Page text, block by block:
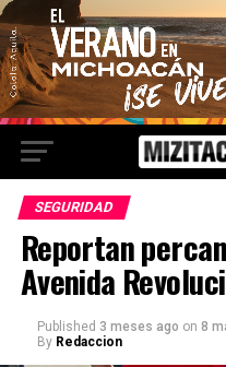
SEGURIDAD
Reportan
Avenida
Published 3 meses ago on 8
By Redaccion